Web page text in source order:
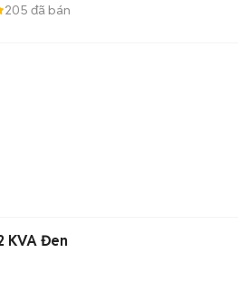
205 đã bán
KVA Đen